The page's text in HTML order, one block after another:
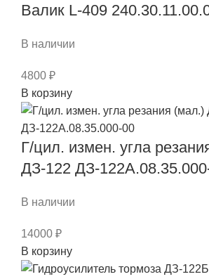
Головка
с
ДЗ-122
557-
1.08.07.001
Валик L-409
В наличии
4800 ₽
Количество
товара
Валик
L-
409
240.30.11.00.061
ДЗ-122
В корзину
Г/цил. измен. угла
ДЗ-122 ДЗ-
В наличии
14000 ₽
Количество
товара
В корзину